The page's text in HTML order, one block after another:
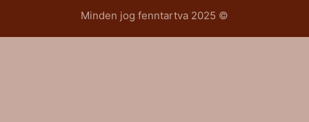
Minden jog fenntartva 2025 ©